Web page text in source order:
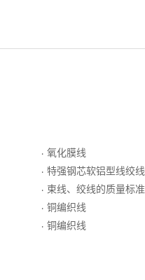
· 氧化膜线
· 特强钢芯软铝型线绞线
· 束线、绞线的质量标准
· 铜编织线
· 铜编织线